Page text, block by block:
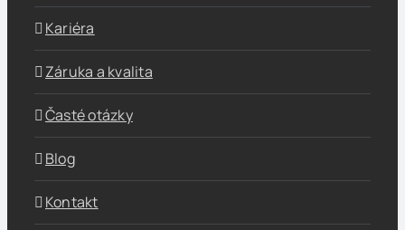
Kariéra
Záruka a kvalita
Časté otázky
Blog
Kontakt